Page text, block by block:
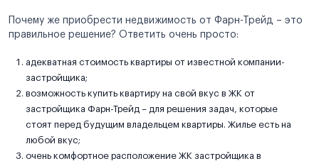
Почему же приобрести недвижимость от Фарн-Трейд – это
правильное решение? Ответить очень просто:
адекватная стоимость квартиры от известной компании-
застройщика;
возможность купить квартиру на свой вкус в ЖК от
застройщика Фарн-Трейд – для решения задач, которые
стоят перед будущим владельцем квартиры. Жилье есть на
любой вкус;
очень комфортное расположение ЖК застройщика в